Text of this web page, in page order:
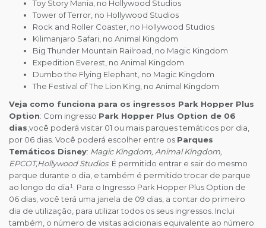
Toy Story Mania, no Hollywood Studios
Tower of Terror, no Hollywood Studios
Rock and Roller Coaster, no Hollywood Studios
Kilimanjaro Safari, no Animal Kingdom
Big Thunder Mountain Railroad, no Magic Kingdom
Expedition Everest, no Animal Kingdom
Dumbo the Flying Elephant, no Magic Kingdom
The Festival of The Lion King, no Animal Kingdom
Veja como funciona para os ingressos Park Hopper Plus
Option: Com ingresso Park Hopper Plus Option de 06
dias ,você poderá visitar 01 ou mais parques temáticos por dia,
por 06 dias. Você poderá escolher entre os Parques
Temáticos Disney: Magic Kingdom, Animal Kingdom,
EPCOT,Hollywood Studios. É permitido entrar e sair do mesmo
parque durante o dia, e também é permitido trocar de parque
ao longo do dia¹. Para o Ingresso Park Hopper Plus Option de
06 dias, você terá uma janela de 09 dias, a contar do primeiro
dia de utilização, para utilizar todos os seus ingressos. Inclui
também, o número de visitas adicionais equivalente ao número